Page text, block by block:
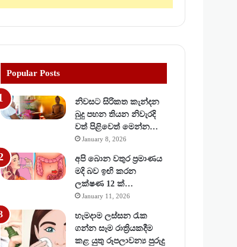
Popular Posts
නිවසට සිරිකත කැන්දන
බුදු පහන තියන නිවැරදි
වත් පිළිවෙත් මෙන්න…
January 8, 2026
අපි බොන වතුර ප්‍රමාණය
මදි බව ඉඟි කරන
ලක්ෂණ 12 ක්…
January 11, 2026
හැමදාම ලස්සන රැක
ගන්න සෑම රාත්‍රියකදීම
කළ යුතු රූපලාවන්‍ය පුරුදු